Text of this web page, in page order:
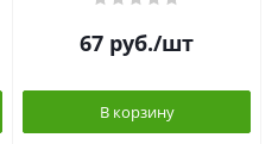
67 руб./шт
В корзину